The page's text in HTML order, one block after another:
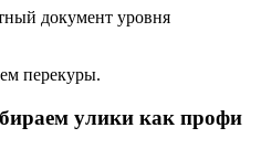
документ уровня
перекуры.
улики как профи